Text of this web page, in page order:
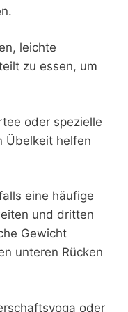
leichte
zu essen, um
oder spezielle
Übelkeit helfen
eine häufige
und dritten
Gewicht
unteren Rücken
oder